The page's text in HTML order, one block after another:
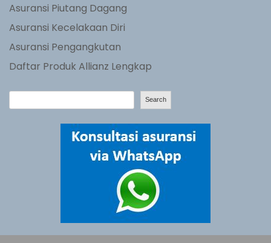
Asuransi Piutang Dagang
Asuransi Kecelakaan Diri
Asuransi Pengangkutan
Daftar Produk Allianz Lengkap
e
Search